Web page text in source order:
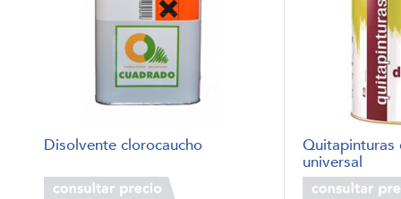
Disolvente clorocaucho
Quitapinturas
universal